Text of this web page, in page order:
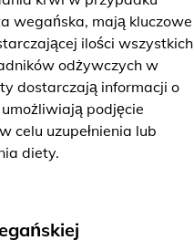
wegańska, mają kluczowe
ilości wszystkich
odżywczych w
dostarczają informacji o
podjęcie
celu uzupełnienia lub
diety.